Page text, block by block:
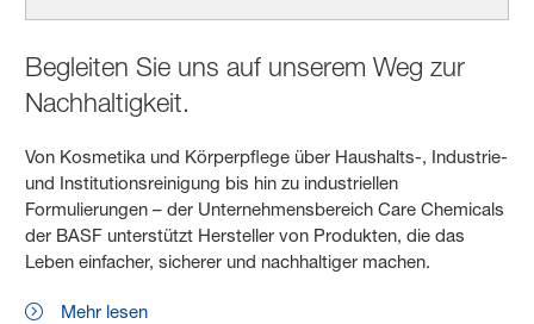
Begleiten Sie uns auf unserem Weg zur
Nachhaltigkeit.
Von Kosmetika und Körperpflege über Haushalts-, Industrie-
und Institutionsreinigung bis hin zu industriellen
Formulierungen – der Unternehmensbereich Care Chemicals
der BASF unterstützt Hersteller von Produkten, die das
Leben einfacher, sicherer und nachhaltiger machen.
Mehr lesen